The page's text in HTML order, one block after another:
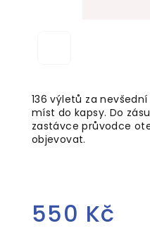
136 výletů za
míst do kapsy. Do
zastávce průvodce
objevovat.
550 Kč